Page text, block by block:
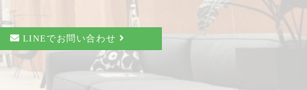
LINEでお問い合わせ